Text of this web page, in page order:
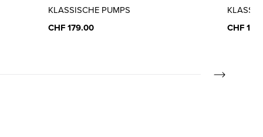
KLASSISCHE PUMPS
CHF 179.00
CHF